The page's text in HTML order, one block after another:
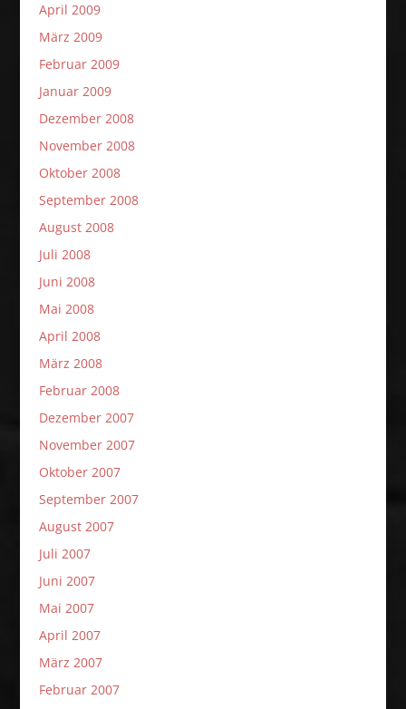
April 2009
März 2009
Februar 2009
Januar 2009
Dezember 2008
November 2008
Oktober 2008
September 2008
August 2008
Juli 2008
Juni 2008
Mai 2008
April 2008
März 2008
Februar 2008
Dezember 2007
November 2007
Oktober 2007
September 2007
August 2007
Juli 2007
Juni 2007
Mai 2007
April 2007
März 2007
Februar 2007